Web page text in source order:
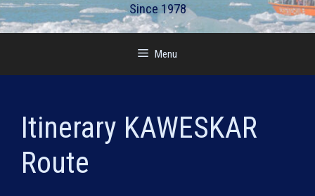
Since 1978
Menu
Itinerary KAWESKAR
Route